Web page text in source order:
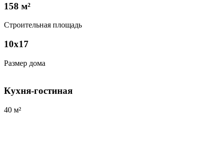
158 м²
Строительная площадь
10х17
Размер дома
Кухня-гостиная
40 м²